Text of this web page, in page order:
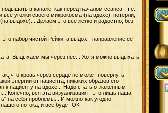
в канале, как перед началом сеанса - т.е.
уголки своего микрокосма (на вдохе); потерли,
выдохе)... Делаем это все легко и радостно, без
набор чистой Рейки, а выдох - направление ее
Выдыхаем мы через нее... Хотя можно выдыхать
что кровь через сердце не может повернуть
энергии от пациента, никаких образов его
к пациенту на вдохе... Надо стать отлаженным
Конечно, вся эта визуализация - это лишь наша
на себя проблемы... И можно как угодно
потока, и все будет ОК!